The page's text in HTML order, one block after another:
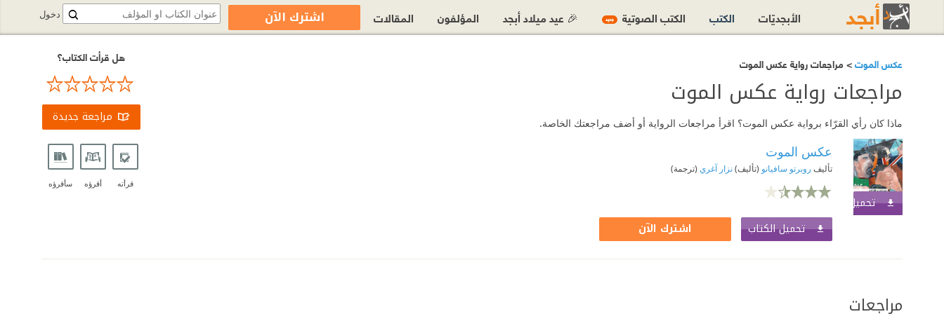
عكس الموت> مراجعات رواية عكس الموت
مراجعات رواية عكس الموت
ماذا كان رأي القرّاء برواية عكس الموت؟ اقرأ مراجعات الرواية أو أضف مراجعتك الخاصة.
تحميل الكتاب اشترك الآن
عكس الموت
تأليف روبرتو سافيانو (تأليف)نزار آغري (ترجمة)
تحميل الكتاب اشترك الآن
هل قرأت الكتاب؟
مراجعة جديدة
قرأته أقرؤه سأقرؤه
مراجعات
دخول الأبجديّات الكتب الكتب الصوتية جديد 🎉 عيد ميلاد أبجد المؤلفون المقالات اشترك الآن